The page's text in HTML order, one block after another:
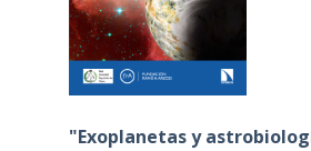
"Exoplanetas y